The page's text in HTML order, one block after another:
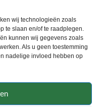
wij technologieën zoals
te slaan en/of te raadplegen.
kunnen wij gegevens zoals
Als u geen toestemming
nadelige invloed hebben op
.NL